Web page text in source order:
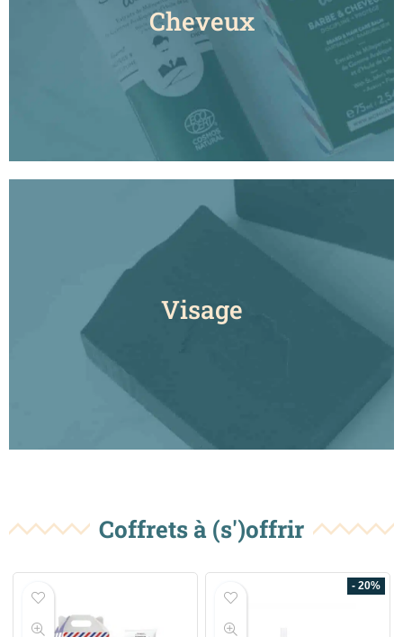
Cheveux
Visage
Coffrets à (s')offrir
- 20%